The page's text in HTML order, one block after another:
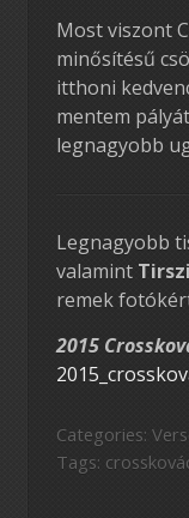
Most viszont
minősítésű
itthoni
mentem
legnagyobb
Legnagyobb
valamint
remek
2015
Categories:
Tags: